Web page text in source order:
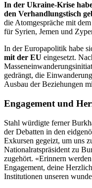
In der Ukraine-Krise
den Verhandlungstisch
die Atomgespräche mit
für Syrien, Jemen und
In der Europapolitik habe
mit der EU eingesetzt.
gedrängt, die
Ausbau der Beziehungen
Engagement und
Stahl würdigte ferner
der Debatten in den
Exkursen gegeizt, um uns
Nationalratspräsident zu
zugehört. «Erinnern
Engagement, deine
Institutionen unseren